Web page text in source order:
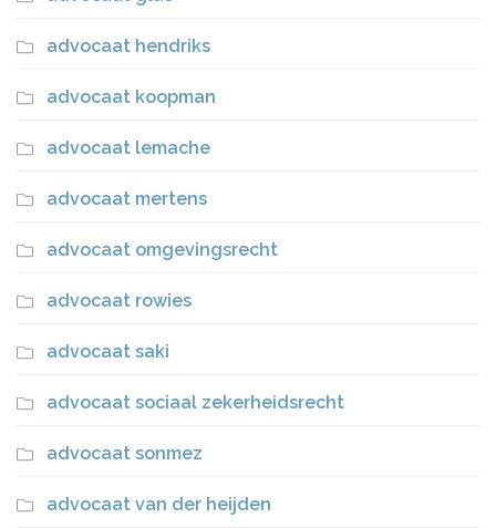
advocaat hendriks
advocaat koopman
advocaat lemache
advocaat mertens
advocaat omgevingsrecht
advocaat rowies
advocaat saki
advocaat sociaal zekerheidsrecht
advocaat sonmez
advocaat van der heijden